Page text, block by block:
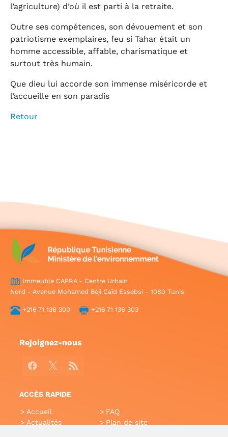
l’agriculture) d’où il est parti à la retraite.
Outre ses compétences, son dévouement et son
patriotisme exemplaires, feu si Tahar était un
homme accessible, affable, charismatique et
surtout très humain.
Que dieu lui accorde son immense miséricorde et
l’accueille en son paradis
Retour
Immeuble CAPRA - Centre Urbain
Nord - Avenue Mohamed Béji Caïd Essebsi - 1080 Tunis
+216 71 136 300 +216 71 136 303
Rejoignez-nous
Facebook
X RSS
ACCÈS RAPIDE
Accueil
Actualités
FAQ
Plan de site